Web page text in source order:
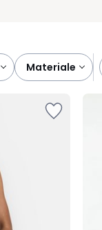
materiale